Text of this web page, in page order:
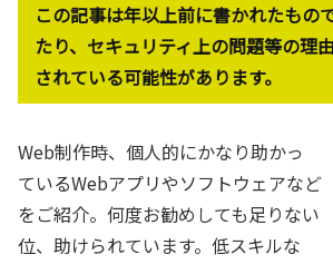
この記事は年以上前に書かれたもの
たり、セキュリティ上の問題等の理
されている可能性があります。
Web制作時、個人的にかなり助かっ
ているWebアプリやソフトウェアなど
をご紹介。何度お勧めしても足りない
位、助けられています。低スキルな